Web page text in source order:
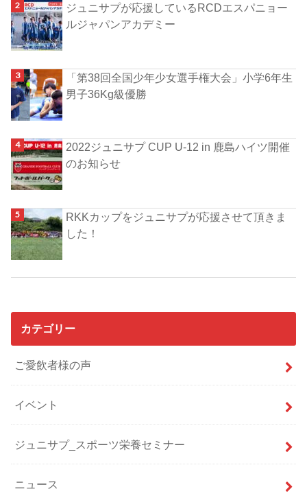
ジュニサプが応援しているRCDエスパニョー
ルジャパンアカデミー
「第38回全国少年少女選手権大会」小学6年生
男子36Kg級優勝
2022ジュニサプ CUP U-12 in 鹿島ハイツ開催
のお知らせ
RKKカップをジュニサプが応援させて頂きま
した！
カテゴリー
ご愛飲者様の声
イベント
ジュニサプ_スポーツ栄養セミナー
ニュース